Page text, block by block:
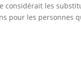
les
pour les personnes